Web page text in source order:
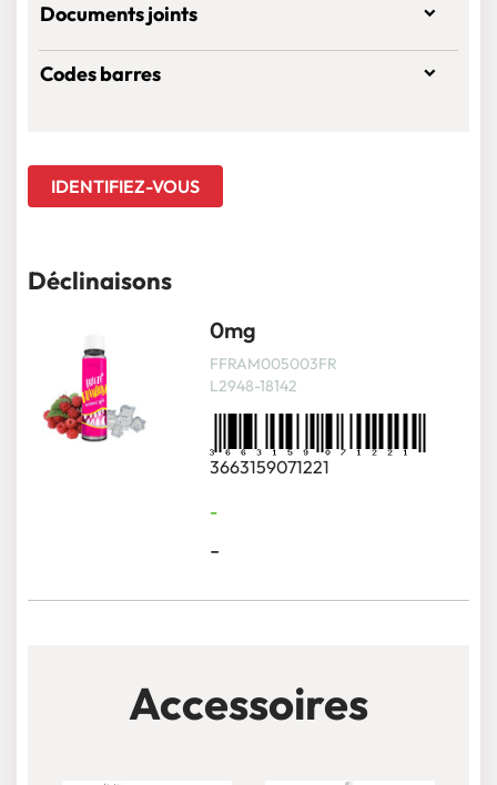
Documents joints
Codes barres
IDENTIFIEZ-VOUS
Déclinaisons
0mg
FFRAM005003FR
L2948-18142
3663159071221
-
-
Accessoires